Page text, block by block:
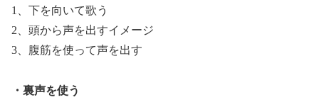
1、下を向いて歌う
2、頭から声を出すイメージ
3、腹筋を使って声を出す
・裏声を使う